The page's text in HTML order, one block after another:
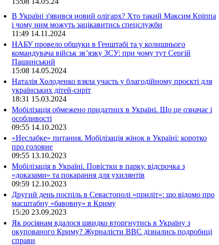
В Україні з'явився новий олігарх? Хто такий Максим Кріппа
і чому ним можуть зацікавитись спецслужби
11:49 14.11.2024
НАБУ провело обшуки в Генштабі та у колишнього
командувача військ зв’язку ЗСУ: при чому тут Сергій
Пашинський
15:08 14.05.2024
Наталія Холоденко взяла участь у благодійному проєкті для
українських дітей-сиріт
18:31 15.03.2024
Мобілізація обмежено придатних в Україні. Що це означає і
особливості
09:55 14.10.2023
«Неслабке» питання. Мобілізація жінок в Україні: коротко
про головне
09:55 13.10.2023
Мобілізація в Україні. Повістки в парку, відсрочка з
«доказами» та покарання для ухилянтів
09:59 12.10.2023
Другий день поспіль в Севастополі «приліт»: що відомо про
масштабну «бавовну» в Криму
15:20 23.09.2023
Як росіянам вдалося швидко вторгнутись в Україну з
окупованого Криму? Журналісти ВВС дізнались подробиці
справи